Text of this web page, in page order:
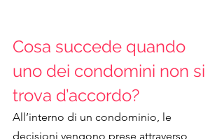
Cosa succede quando
uno dei condomini non si
trova d’accordo?
All’interno di un condominio, le
decisioni vengono prese attraverso